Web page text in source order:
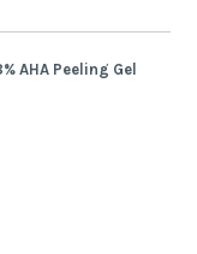
AHA Peeling Gel